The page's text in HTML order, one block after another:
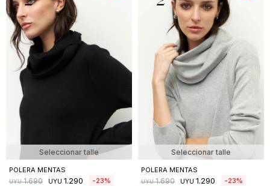
Seleccionar talle
POLERA MENTAS
UYU 1.690 UYU 1.290 23
Seleccionar talle
POLERA MENTAS
UYU 1.690 UYU 1.290 23